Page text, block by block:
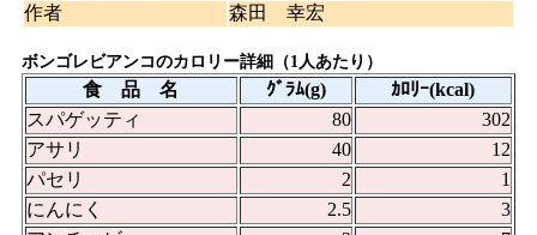
作者
森田 幸宏
ボンゴレビアンコのカロリー詳細（1人あたり）
食 品 名 ｸﾞﾗﾑ(g)
ｶﾛﾘｰ(kcal)
スパゲッティ
80
302
アサリ
40
12
パセリ
2
1
にんにく
2.5
3